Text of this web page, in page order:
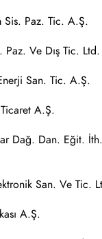
Sis. Paz. Tic. A.Ş.
Paz. Ve Dış Tic.
San. Tic. A.Ş.
A.Ş.
Dağ. Dan. Eğit.
San. Ve Tic.
A.Ş.